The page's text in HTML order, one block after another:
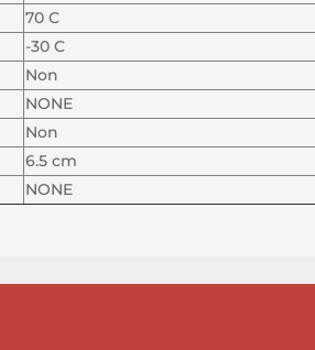
70 C
-30 C
Non
NONE
Non
6.5 cm
NONE